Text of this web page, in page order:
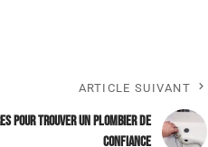
ARTICLE SUIVANT
pour trouver un plombier de
confiance